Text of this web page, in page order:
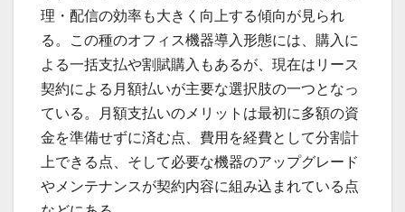
理・配信の効率も大きく向上する傾向が見られ
る。この種のオフィス機器導入形態には、購入に
よる一括支払や割賦購入もあるが、現在はリース
契約による月額払いが主要な選択肢の一つとなっ
ている。月額支払いのメリットは最初に多額の資
金を準備せずに済む点、費用を経費として分割計
上できる点、そして必要な機器のアップグレード
やメンテナンスが契約内容に組み込まれている点